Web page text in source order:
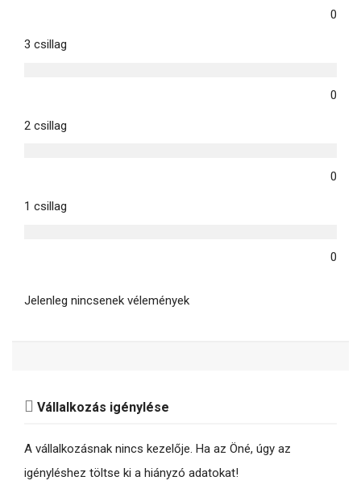
0
3 csillag
0
2 csillag
0
1 csillag
0
Jelenleg nincsenek vélemények
Vállalkozás igénylése
A vállalkozásnak nincs kezelője. Ha az Öné, úgy az
igényléshez töltse ki a hiányzó adatokat!